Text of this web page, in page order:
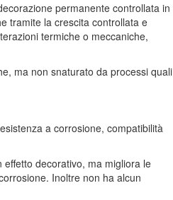
permanente controllata in
tramite la crescita controllata e
termiche o meccaniche,
ma non snaturato da processi quali
a corrosione, compatibilità
decorativo, ma migliora le
Inoltre non ha alcun